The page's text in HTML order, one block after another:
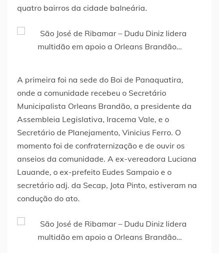
quatro bairros da cidade balneária.
A primeira foi na sede do Boi de Panaquatira,
onde a comunidade recebeu o Secretário
Municipalista Orleans Brandão, a presidente da
Assembleia Legislativa, Iracema Vale, e o
Secretário de Planejamento, Vinicius Ferro. O
momento foi de confraternização e de ouvir os
anseios da comunidade. A ex-vereadora Luciana
Lauande, o ex-prefeito Eudes Sampaio e o
secretário adj. da Secap, Jota Pinto, estiveram na
condução do ato.